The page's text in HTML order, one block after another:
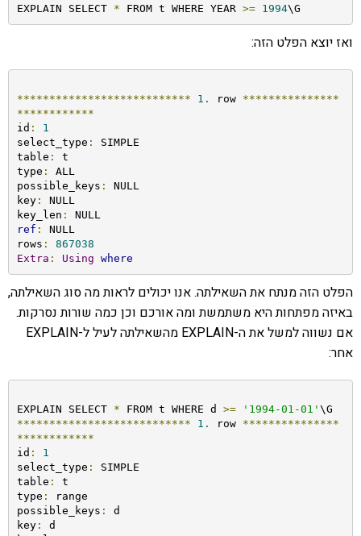
EXPLAIN SELECT * FROM t WHERE YEAR >= 1994\G
ואז יוצא הפלט הזה:
*************************** 1. row ***************
************
id :
1
select_type :
SIMPLE
table :
t
type :
ALL
possible_keys :
NULL
key:
NULL
key_len :
NULL
ref :
NULL
rows :
867038
Extra : Using where
הפלט הזה מנתח את השאילתה. אנו יכולים לראות מה סוג השאילתה,
באיזה מפתחות היא משתמשת ומה אורכם וכן כמה שורות נסרקות.
אם נשווה למשל את ה-EXPLAIN מהשאילתה לעיל ל-EXPLAIN
אחר:
EXPLAIN SELECT * FROM t WHERE d >= '1994-01-01'
***************************
1. row ***************
************
id :
1
select_type :
SIMPLE
table :
t
type :
range
possible_keys :
d
key:
d